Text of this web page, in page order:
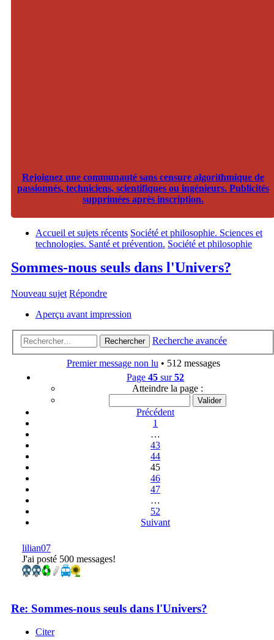
Rejoignez une communauté sans censure algorithmique de
passionnés, techniciens, scientifiques ou ingénieurs. Publicités
supprimées après inscription.
Accueil et sujets récents Société et philosophie. Sciences et
technologies. Santé et prévention. Société et philosophie
Sommes-nous seuls dans l'Univers?
Nouveau sujet Répondre
Aperçu avant impression
Rechercher Recherche avancée
Premier message non lu • 512 messages
Page 45 sur52
Atteindre la page :
Précédent
1
…
43
44
45
46
47
…
52
Suivant
lilian07
J'ai posté 500 messages!
Re: Sommes-nous seuls dans l'Univers?
Citer